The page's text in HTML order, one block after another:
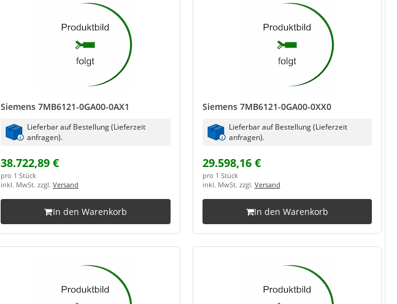
Siemens 7MB6121-0GA00-0AX1
Lieferbar auf Bestellung (Lieferzeit
anfragen).
38.722,89 €
pro 1 Stück
inkl. MwSt. zzgl. Versand
In den Warenkorb
Siemens 7MB6121-0GA00-0XX0
Lieferbar auf Bestellung (Lieferzeit
anfragen).
29.598,16 €
pro 1 Stück
inkl. MwSt. zzgl. Versand
In den Warenkorb